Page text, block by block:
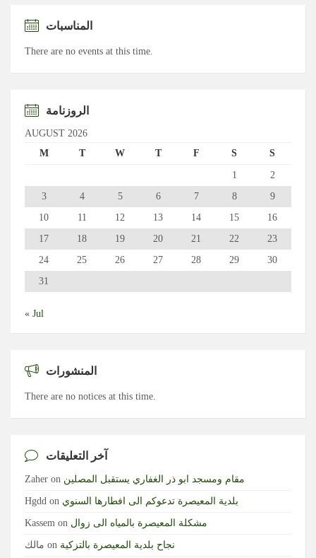
المناسبات
There are no events at this time.
الروزنامة
AUGUST 2026
M
T W T F S S
1
2
3
4 5 6 7 8
9
10
11 12 13 14 15
16
17
18 19 20 21 22
23
24
25 26 27 28 29
30
31
« Jul
المنشورات
There are no notices at this time.
آخر التعليقات
Zaher on مقام ومسجد ابو ذر الغفاري يستقبل المصلين
Hgdd on بلدية المعيصرة تدعوكم الى افطارها السنوي
Kassem on مشكلة المعيصرة بالمياه الى زوال
مالك on نجاح بلدية المعيصرة بالتزكية